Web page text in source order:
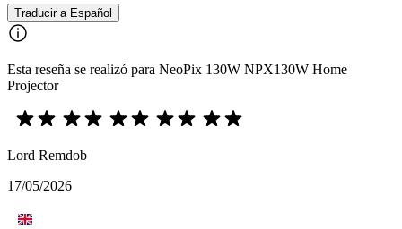
Traducir a Español
Esta reseña se realizó para NeoPix 130W NPX130W Home
Projector
Lord Remdob
17/05/2026